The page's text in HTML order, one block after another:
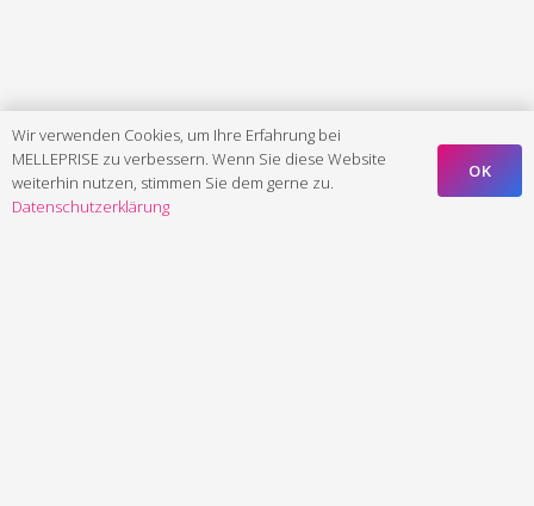
Wir verwenden Cookies, um Ihre Erfahrung bei
MELLEPRISE zu verbessern. Wenn Sie diese Website
weiterhin nutzen, stimmen Sie dem gerne zu.
Datenschutzerklärung
OK